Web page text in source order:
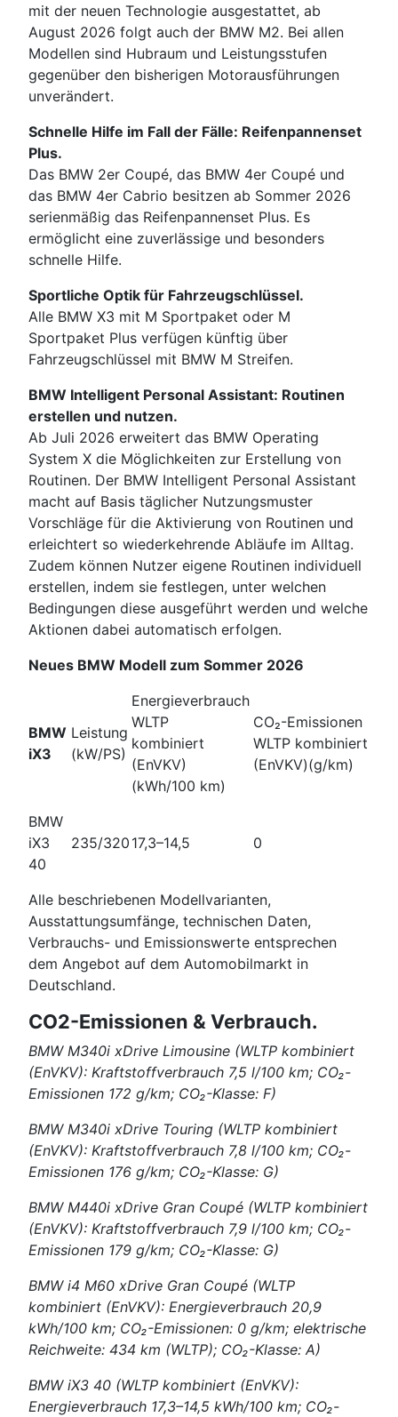
mit der neuen Technologie ausgestattet, ab
August 2026 folgt auch der BMW M2. Bei allen
Modellen sind Hubraum und Leistungsstufen
gegenüber den bisherigen Motorausführungen
unverändert.
Schnelle Hilfe im Fall der Fälle: Reifenpannenset
Plus.
Das BMW 2er Coupé, das BMW 4er Coupé und
das BMW 4er Cabrio besitzen ab Sommer 2026
serienmäßig das Reifenpannenset Plus. Es
ermöglicht eine zuverlässige und besonders
schnelle Hilfe.
Sportliche Optik für Fahrzeugschlüssel.
Alle BMW X3 mit M Sportpaket oder M
Sportpaket Plus verfügen künftig über
Fahrzeugschlüssel mit BMW M Streifen.
BMW Intelligent Personal Assistant: Routinen
erstellen und nutzen.
Ab Juli 2026 erweitert das BMW Operating
System X die Möglichkeiten zur Erstellung von
Routinen. Der BMW Intelligent Personal Assistant
macht auf Basis täglicher Nutzungsmuster
Vorschläge für die Aktivierung von Routinen und
erleichtert so wiederkehrende Abläufe im Alltag.
Zudem können Nutzer eigene Routinen individuell
erstellen, indem sie festlegen, unter welchen
Bedingungen diese ausgeführt werden und welche
Aktionen dabei automatisch erfolgen.
Neues BMW Modell zum Sommer 2026
BMW
iX3
Leistung
(kW/PS)
Energieverbrauch
WLTP
kombiniert
(EnVKV)
(kWh/100 km)
CO₂-Emissionen
WLTP kombiniert
(EnVKV)(g/km)
BMW
iX3
40
235/320 17,3–14,5 0
Alle beschriebenen Modellvarianten,
Ausstattungsumfänge, technischen Daten,
Verbrauchs- und Emissionswerte entsprechen
dem Angebot auf dem Automobilmarkt in
Deutschland.
CO2-Emissionen & Verbrauch.
BMW M340i xDrive Limousine (WLTP kombiniert
(EnVKV): Kraftstoffverbrauch 7,5 l/100 km; CO₂-
Emissionen 172 g/km; CO₂-Klasse: F)
BMW M340i xDrive Touring (WLTP kombiniert
(EnVKV): Kraftstoffverbrauch 7,8 l/100 km; CO₂-
Emissionen 176 g/km; CO₂-Klasse: G)
BMW M440i xDrive Gran Coupé (WLTP kombiniert
(EnVKV): Kraftstoffverbrauch 7,9 l/100 km; CO₂-
Emissionen 179 g/km; CO₂-Klasse: G)
BMW i4 M60 xDrive Gran Coupé (WLTP
kombiniert (EnVKV): Energieverbrauch 20,9
kWh/100 km; CO₂-Emissionen: 0 g/km; elektrische
Reichweite: 434 km (WLTP); CO₂-Klasse: A)
BMW iX3 40 (WLTP kombiniert (EnVKV):
Energieverbrauch 17,3–14,5 kWh/100 km; CO₂-